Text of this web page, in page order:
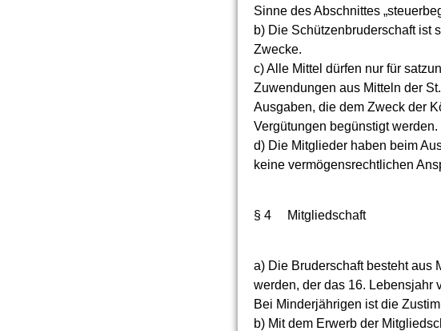
Sinne des Abschnittes
b) Die Schützenbruderschaft ist
Zwecke.
c) Alle Mittel dürfen nur für
Zuwendungen aus Mitteln der
Ausgaben, die dem Zweck der
Vergütungen begünstigt werden.
d) Die Mitglieder haben beim
keine vermögensrechtlichen
§ 4 Mitgliedschaft
a) Die Bruderschaft besteht aus
werden, der das 16. Lebensjahr
Bei Minderjährigen ist die
b) Mit dem Erwerb der